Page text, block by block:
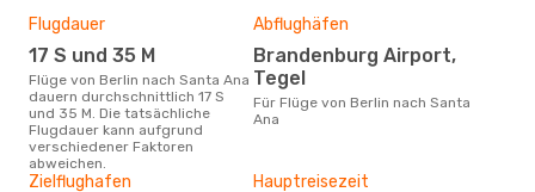
Flugdauer
17 S und 35 M
Flüge von Berlin nach Santa Ana
dauern durchschnittlich 17 S
und 35 M. Die tatsächliche
Flugdauer kann aufgrund
verschiedener Faktoren
abweichen.
Abflughäfen
Brandenburg Airport,
Tegel
Für Flüge von Berlin nach Santa
Ana
Zielflughafen Hauptreisezeit